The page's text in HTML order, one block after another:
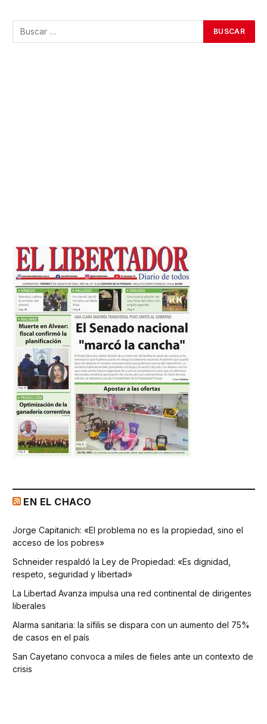
EN EL CHACO
Jorge Capitanich: «El problema no es la propiedad, sino el
acceso de los pobres»
Schneider respaldó la Ley de Propiedad: «Es dignidad,
respeto, seguridad y libertad»
La Libertad Avanza impulsa una red continental de dirigentes
liberales
Alarma sanitaria: la sífilis se dispara con un aumento del 75%
de casos en el país
San Cayetano convoca a miles de fieles ante un contexto de
crisis